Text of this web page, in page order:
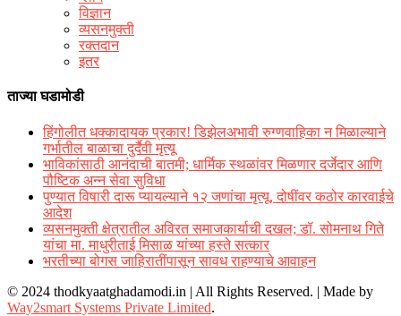
विज्ञान
व्यसनमुक्ती
रक्‍तदान
इतर
ताज्या घडामोडी
हिंगोलीत धक्कादायक प्रकार! डिझेलअभावी रुग्णवाहिका न मिळाल्याने
गर्भातील बाळाचा दुर्दैवी मृत्यू
भाविकांसाठी आनंदाची बातमी; धार्मिक स्थळांवर मिळणार दर्जेदार आणि
पौष्टिक अन्न सेवा सुविधा
पुण्यात विषारी दारू प्यायल्याने १२ जणांचा मृत्यू, दोषींवर कठोर कारवाईचे
आदेश
व्यसनमुक्ती क्षेत्रातील अविरत समाजकार्याची दखल; डॉ. सोमनाथ गिते
यांचा मा. माधुरीताई मिसाळ यांच्या हस्ते सत्कार
भरतीच्या बोगस जाहिरातींपासून सावध राहण्याचे आवाहन
© 2024 thodkyaatghadamodi.in | All Rights Reserved. | Made by
Way2smart Systems Private Limited.